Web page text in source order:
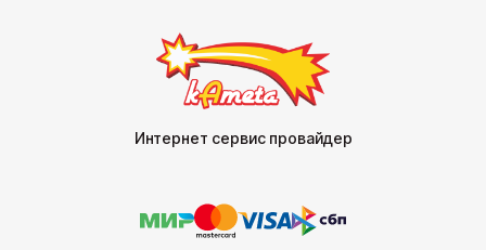
Интернет сервис провайдер